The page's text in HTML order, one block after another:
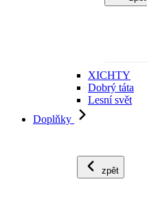
XICHTY
Dobrý táta
Lesní svět
Doplňky
zpět